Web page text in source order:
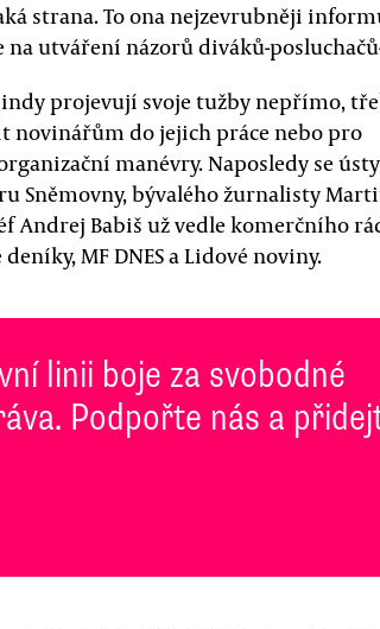
strana. To ona nejzevrubněji
utváření názorů diváků-
projevují svoje tužby nepřímo,
do jejich práce nebo pro
manévry. Naposledy se ústy
Sněmovny, bývalého žurnalisty
Andrej Babiš už vedle komerčního
MF DNES a Lidové noviny.
linii boje za svobodné
Podpořte nás a